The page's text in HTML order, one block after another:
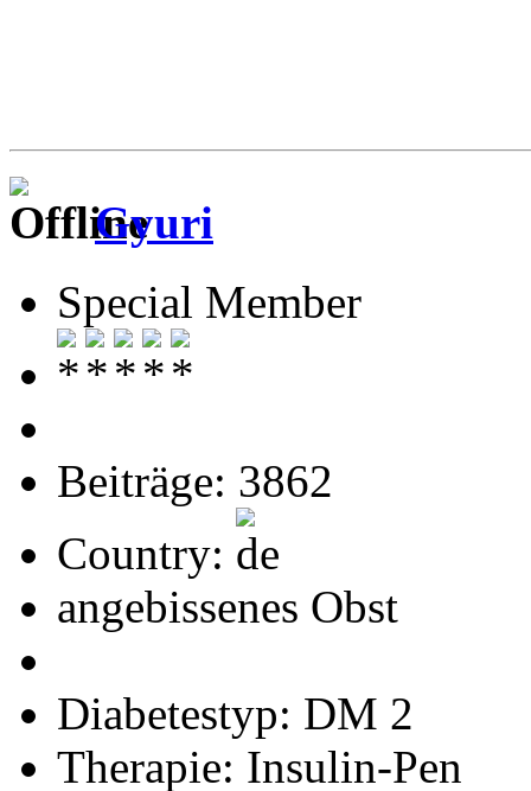
Gyuri
Special Member
Beiträge: 3862
Country:
angebissenes Obst
Diabetestyp: DM 2
Therapie: Insulin-Pen